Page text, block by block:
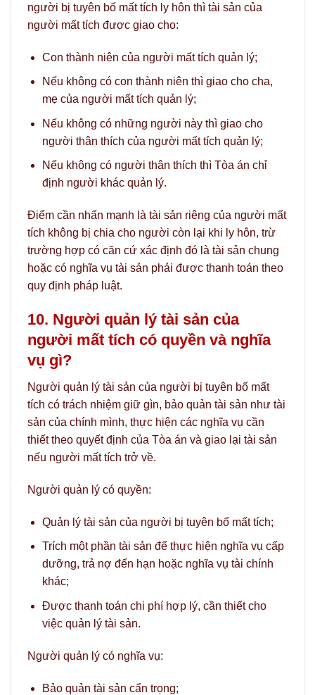
người bị tuyên bố mất tích ly hôn thì tài sản của
người mất tích được giao cho:
Con thành niên của người mất tích quản lý;
Nếu không có con thành niên thì giao cho cha,
mẹ của người mất tích quản lý;
Nếu không có những người này thì giao cho
người thân thích của người mất tích quản lý;
Nếu không có người thân thích thì Tòa án chỉ
định người khác quản lý.
Điểm cần nhấn mạnh là tài sản riêng của người mất
tích không bị chia cho người còn lại khi ly hôn, trừ
trường hợp có căn cứ xác định đó là tài sản chung
hoặc có nghĩa vụ tài sản phải được thanh toán theo
quy định pháp luật.
10. Người quản lý tài sản của
người mất tích có quyền và nghĩa
vụ gì?
Người quản lý tài sản của người bị tuyên bố mất
tích có trách nhiệm giữ gìn, bảo quản tài sản như tài
sản của chính mình, thực hiện các nghĩa vụ cần
thiết theo quyết định của Tòa án và giao lại tài sản
nếu người mất tích trở về.
Người quản lý có quyền:
Quản lý tài sản của người bị tuyên bố mất tích;
Trích một phần tài sản để thực hiện nghĩa vụ cấp
dưỡng, trả nợ đến hạn hoặc nghĩa vụ tài chính
khác;
Được thanh toán chi phí hợp lý, cần thiết cho
việc quản lý tài sản.
Người quản lý có nghĩa vụ:
Bảo quản tài sản cẩn trọng;